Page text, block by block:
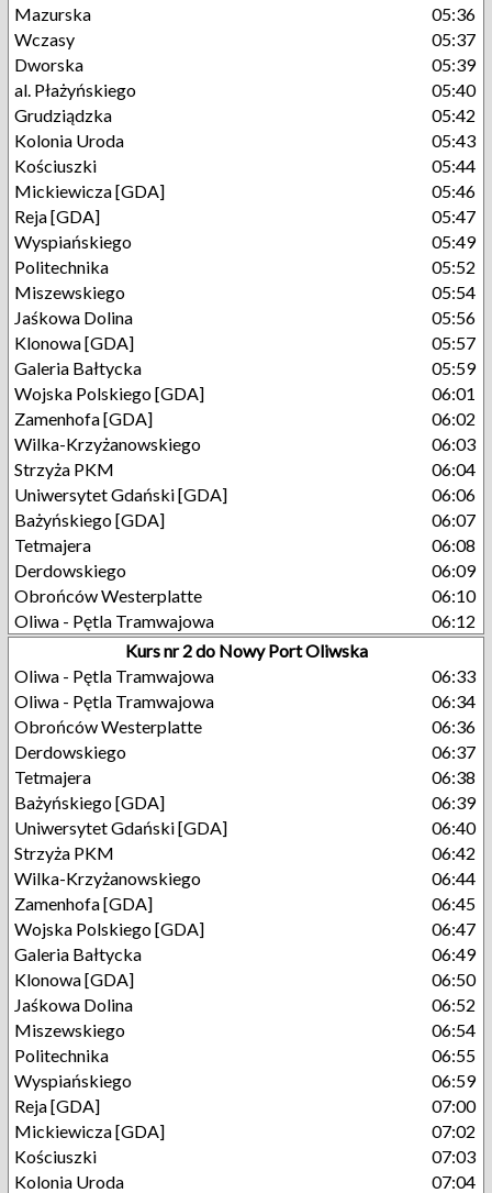
Mazurska
05:36
Wczasy
05:37
Dworska
05:39
al. Płażyńskiego
05:40
Grudziądzka
05:42
Kolonia Uroda
05:43
Kościuszki
05:44
Mickiewicza [GDA]
05:46
Reja [GDA]
05:47
Wyspiańskiego
05:49
Politechnika
05:52
Miszewskiego
05:54
Jaśkowa Dolina
05:56
Klonowa [GDA]
05:57
Galeria Bałtycka
05:59
Wojska Polskiego [GDA]
06:01
Zamenhofa [GDA]
06:02
Wilka-Krzyżanowskiego
06:03
Strzyża PKM
06:04
Uniwersytet Gdański [GDA]
06:06
Bażyńskiego [GDA]
06:07
Tetmajera
06:08
Derdowskiego
06:09
Obrońców Westerplatte
06:10
Oliwa - Pętla Tramwajowa
06:12
Kurs nr 2 do Nowy Port Oliwska
Oliwa - Pętla Tramwajowa
06:33
Oliwa - Pętla Tramwajowa
06:34
Obrońców Westerplatte
06:36
Derdowskiego
06:37
Tetmajera
06:38
Bażyńskiego [GDA]
06:39
Uniwersytet Gdański [GDA]
06:40
Strzyża PKM
06:42
Wilka-Krzyżanowskiego
06:44
Zamenhofa [GDA]
06:45
Wojska Polskiego [GDA]
06:47
Galeria Bałtycka
06:49
Klonowa [GDA]
06:50
Jaśkowa Dolina
06:52
Miszewskiego
06:54
Politechnika
06:55
Wyspiańskiego
06:59
Reja [GDA]
07:00
Mickiewicza [GDA]
07:02
Kościuszki
07:03
Kolonia Uroda
07:04